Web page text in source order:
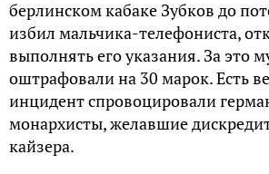
берлинском кабаке Зубков до
избил мальчика-телефониста,
выполнять его указания. За это
оштрафовали на 30 марок. Есть
инцидент спровоцировали
монархисты, желавшие
кайзера.